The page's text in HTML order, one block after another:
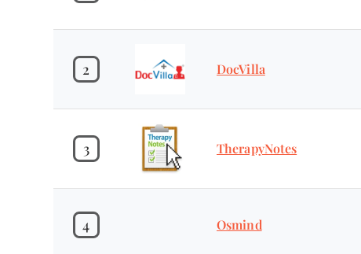
2 DocVilla
3 TherapyNotes
4 Osmind